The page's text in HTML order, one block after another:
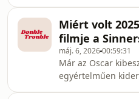
követnél minket az
tud adni nekünk
szuperhősfilm, és
műfajtól?Az
részletesebben
tavalyi év két
szuperhősös
Miért volt
filmje a
máj. 6, 202600:59:31
Már az Oscar
egyértelműen